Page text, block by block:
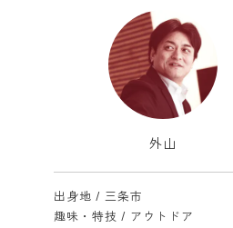
外山
出身地 / 三条市
趣味・特技 / アウトドア